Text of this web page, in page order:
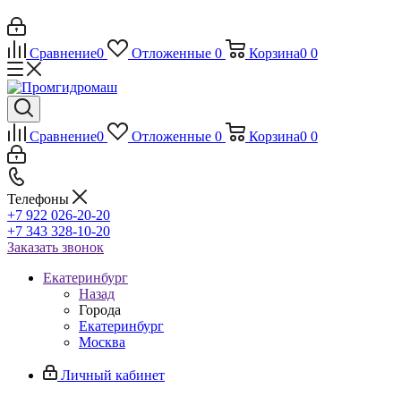
Сравнение0 Отложенные 0 Корзина0 0
Сравнение0 Отложенные 0 Корзина0 0
Телефоны
+7 922 026-20-20
+7 343 328-10-20
Заказать звонок
Екатеринбург
Назад
Города
Екатеринбург
Москва
Личный кабинет